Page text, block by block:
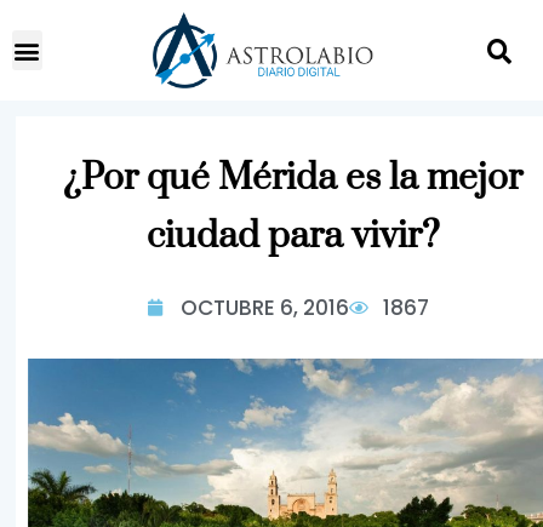
¿Por qué Mérida es la mejor
ciudad para vivir?
OCTUBRE 6, 2016 1867